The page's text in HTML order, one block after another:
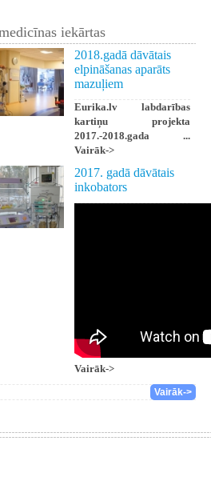
iekārtas
2018.gadā dāvātais
elpināšanas aparāts
mazuļiem
Eurika.lv labdarības
kartiņu projekta
2017.-2018.gada ...
Vairāk->
2017. gadā dāvātais
inkobators
Vairāk->
Vairāk->